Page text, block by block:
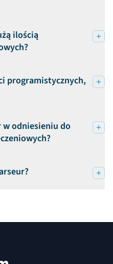
ilością
programistycznych,
w odniesieniu do